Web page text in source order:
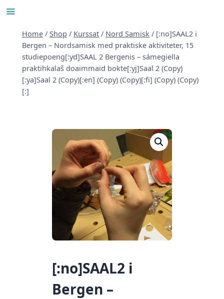
Skip
contentHome / Shop / Kurssat / Nord Samisk / [:no]SAAL2 i
Bergen – Nordsamisk med praktiske aktiviteter, 15
studiepoeng[:yd]SAAL 2 Bergenis – sámegiella
praktihkalaš doaimmaid bokte[:yj]Saal 2 (Copy)
[:ya]Saal 2 (Copy)[:en] (Copy) (Copy)[:fi] (Copy) (Copy)
[:]
[:no]SAAL2 i
Bergen –